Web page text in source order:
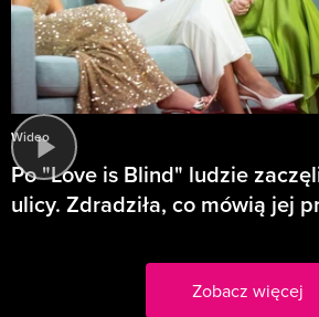
Wideo
Po "Love is Blind" ludzie
ulicy. Zdradziła, co mówią jej
Zobacz więcej